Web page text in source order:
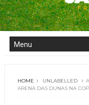
HOME UNLABELLED
ARENA DAS DUNAS NA